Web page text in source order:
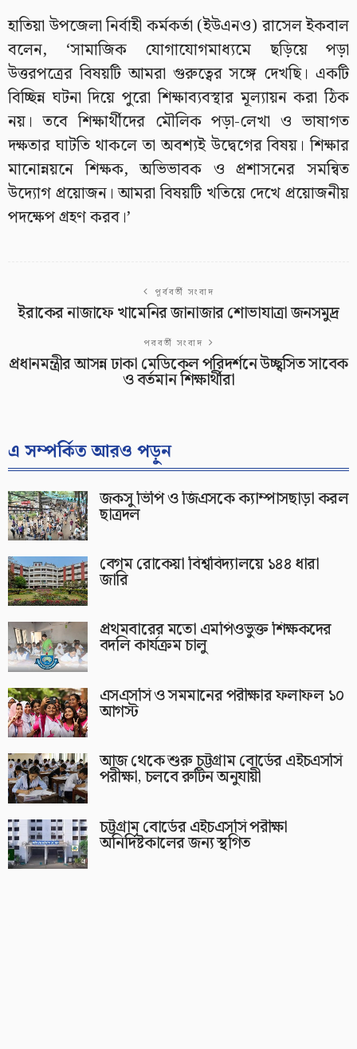
হাতিয়া উপজেলা নির্বাহী কর্মকর্তা (ইউএনও) রাসেল ইকবাল
বলেন, ‘সামাজিক যোগাযোগমাধ্যমে ছড়িয়ে পড়া
উত্তরপত্রের বিষয়টি আমরা গুরুত্বের সঙ্গে দেখছি। একটি
বিচ্ছিন্ন ঘটনা দিয়ে পুরো শিক্ষাব্যবস্থার মূল্যায়ন করা ঠিক
নয়। তবে শিক্ষার্থীদের মৌলিক পড়া-লেখা ও ভাষাগত
দক্ষতার ঘাটতি থাকলে তা অবশ্যই উদ্বেগের বিষয়। শিক্ষার
মানোন্নয়নে শিক্ষক, অভিভাবক ও প্রশাসনের সমন্বিত
উদ্যোগ প্রয়োজন। আমরা বিষয়টি খতিয়ে দেখে প্রয়োজনীয়
পদক্ষেপ গ্রহণ করব।’
পূর্ববর্তী সংবাদ
ইরাকের নাজাফে খামেনির জানাজার শোভাযাত্রা জনসমুদ্র
পরবর্তী সংবাদ
প্রধানমন্ত্রীর আসন্ন ঢাকা মেডিকেল পরিদর্শনে উচ্ছ্বসিত সাবেক
ও বর্তমান শিক্ষার্থীরা
এ সম্পর্কিত আরও পড়ুন
জকসু ভিপি ও জিএসকে ক্যাম্পাসছাড়া করল
ছাত্রদল
বেগম রোকেয়া বিশ্ববিদ্যালয়ে ১৪৪ ধারা
জারি
প্রথমবারের মতো এমপিওভুক্ত শিক্ষকদের
বদলি কার্যক্রম চালু
এসএসসি ও সমমানের পরীক্ষার ফলাফল ১০
আগস্ট
আজ থেকে শুরু চট্টগ্রাম বোর্ডের এইচএসসি
পরীক্ষা, চলবে রুটিন অনুযায়ী
চট্টগ্রাম বোর্ডের এইচএসসি পরীক্ষা
অনির্দিষ্টকালের জন্য স্থগিত